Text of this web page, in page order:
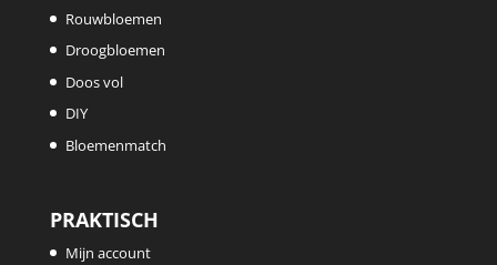
Rouwbloemen
Droogbloemen
Doos vol
DIY
Bloemenmatch
PRAKTISCH
Mijn account